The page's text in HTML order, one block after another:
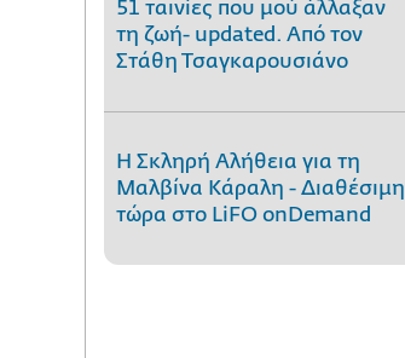
51 ταινίες που μού άλλαξαν
τη ζωή- updated. Aπό τον
Στάθη Τσαγκαρουσιάνο
Η Σκληρή Αλήθεια για τη
Μαλβίνα Κάραλη - Διαθέσιμη
τώρα στo LiFO onDemand